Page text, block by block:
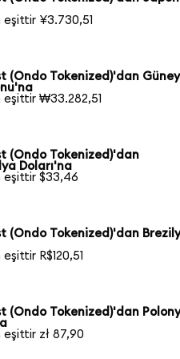
eşittir ¥3.730,51
(Ondo Tokenized)'dan Güney
eşittir ₩33.282,51
(Ondo Tokenized)'dan
Doları'na
eşittir $33,46
(Ondo Tokenized)'dan
eşittir R$120,51
(Ondo Tokenized)'dan
eşittir zł 87,90